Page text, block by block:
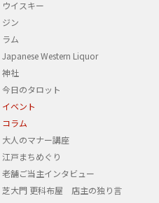
ウイスキー
ジン
ラム
Japanese Western Liquor
神社
今日のタロット
イベント
コラム
大人のマナー講座
江戸まちめぐり
老舗ご当主インタビュー
芝大門 更科布屋 店主の独り言